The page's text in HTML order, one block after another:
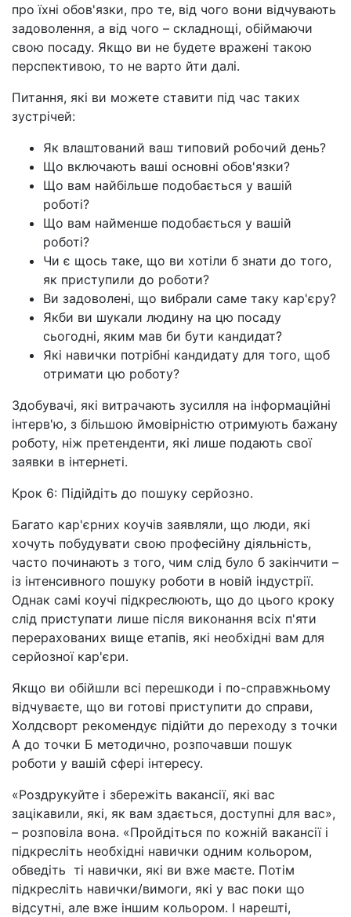
про їхні обов'язки, про те, від чого вони відчувають
задоволення, а від чого – складнощі, обіймаючи
свою посаду. Якщо ви не будете вражені такою
перспективою, то не варто йти далі.
Питання, які ви можете ставити під час таких
зустрічей:
Як влаштований ваш типовий робочий день?
Що включають ваші основні обов'язки?
Що вам найбільше подобається у вашій
роботі?
Що вам найменше подобається у вашій
роботі?
Чи є щось таке, що ви хотіли б знати до того,
як приступили до роботи?
Ви задоволені, що вибрали саме таку кар'єру?
Якби ви шукали людину на цю посаду
сьогодні, яким мав би бути кандидат?
Які навички потрібні кандидату для того, щоб
отримати цю роботу?
Здобувачі, які витрачають зусилля на інформаційні
інтерв'ю, з більшою ймовірністю отримують бажану
роботу, ніж претенденти, які лише подають свої
заявки в інтернеті.
Крок 6: Підійдіть до пошуку серйозно.
Багато кар'єрних коучів заявляли, що люди, які
хочуть побудувати свою професійну діяльність,
часто починають з того, чим слід було б закінчити –
із інтенсивного пошуку роботи в новій індустрії.
Однак самі коучі підкреслюють, що до цього кроку
слід приступати лише після виконання всіх п'яти
перерахованих вище етапів, які необхідні вам для
серйозної кар'єри.
Якщо ви обійшли всі перешкоди і по-справжньому
відчуваєте, що ви готові приступити до справи,
Холдсворт рекомендує підійти до переходу з точки
А до точки Б методично, розпочавши пошук
роботи у вашій сфері інтересу.
«Роздрукуйте і збережіть вакансії, які вас
зацікавили, які, як вам здається, доступні для вас»,
– розповіла вона. «Пройдіться по кожній вакансії і
підкресліть необхідні навички одним кольором,
обведіть ті навички, які ви вже маєте. Потім
підкресліть навички/вимоги, які у вас поки що
відсутні, але вже іншим кольором. І нарешті,